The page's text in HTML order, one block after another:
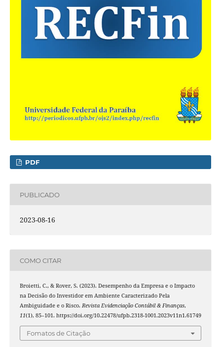
PDF
PUBLICADO
2023-08-16
COMO CITAR
Broietti, C., & Rover, S. (2023). Desempenho da Empresa e o Impacto
na Decisão do Investidor em Ambiente Caracterizado Pela
Ambiguidade e o Risco. Revista Evidenciação Contábil & Finanças,
11(1), 85–101. https://doi.org/10.22478/ufpb.2318-1001.2023v11n1.61749
Fomatos de Citação